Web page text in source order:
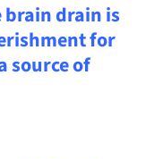
drain is
for
source of